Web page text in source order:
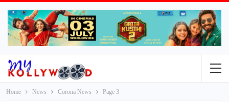
Home News Corona News Page 3